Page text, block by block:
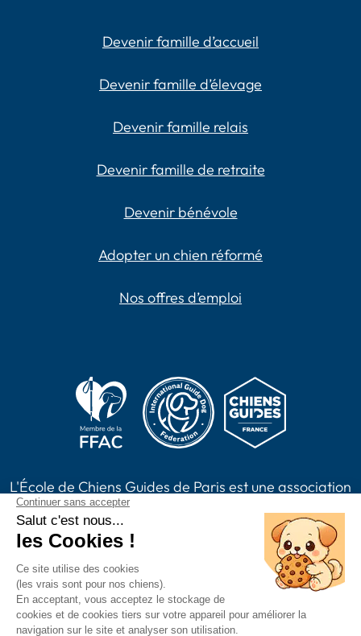
Devenir famille d’accueil
Devenir famille d’élevage
Devenir famille relais
Devenir famille de retraite
Devenir bénévole
Adopter un chien réformé
Nos offres d’emploi
L'École de Chiens Guides de Paris est une association
loi 1901, reconnue d'intérêt général habilitée à
recevoir des dons, legs, assurances vie et à émettre
des reçus fiscaux. L'association est membre de Chiens
Guides France.